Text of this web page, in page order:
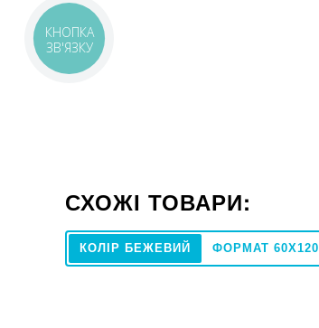
СХОЖІ ТОВАРИ:
КОЛІР БЕЖЕВИЙ ФОРМАТ 60X120
КНОПКА
ЗВ'ЯЗКУ